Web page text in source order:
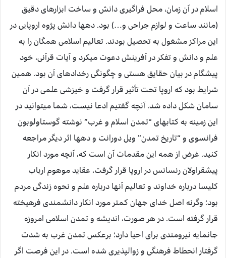
اسلام در آن زمان، محل فراگيرى دانش و ساخت ابزارهاى دقيق
(مانند ساعت و لوازم جراحى و…) بود. ده‏ها دانش پژوه اروپايى در
اين مراكز مشغول به تحصيل بودند. تعاليم اسلامى همگان را به
علم و دانش و تفكر در آفرينش دعوت ميكرد و آيات قرآنى، خود
پيشگام در بيان حقايق هستى و چگونگى رخدادهاى آن بود. همين
شرايط بود كه اروپا تحت تأثير قرار گرفت و خيزشى علمى در آن
سامان شكل داده شد. آنچه گفتيم ادعا نيست، شما ميتوانيد در
اين زمينه به كتاب‏هاى “تمدن اسلام و غرب” نوشته گوستاولوبون
فرانسوى و “تاريخ تمدن” ويل دورانت و ده‏ها اثر ديگر مراجعه
كنيد. غرض از همه اين مقدمات آن است كه، آنچه مورد انكار
پيشقراولان رنسانس در اروپا قرار گرفت، عقايد موهوم ارباب
كليسا درباره خداوند و تعاليم آنها درباره علم و نحوه زندگى مردم
بود؛ وگرنه اصل خداى جهان كمتر مورد انكار دانشمندى فرهيخته
قرار گرفته است. در هر صورت، انديشه و تمدن اسلامى امروزه
جانمايه نيرومندى براى احيا دارد؛ برعكس تمدن غرب به شدت
گرفتار انحطاط فرهنگى و زوال‏پذيرى شده است. در اين فرصت اگر